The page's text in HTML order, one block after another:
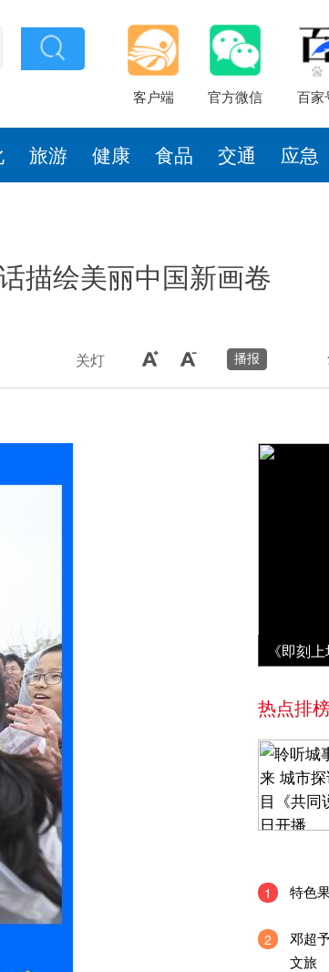
客户端 官方微信 百家
旅游 健康 食品 交通 应急
描绘美丽中国新画卷
关灯
热点排
1 特色
2
邓超
文旅